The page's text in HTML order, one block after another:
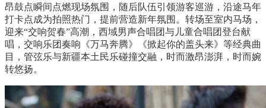
昂鼓点瞬间点燃现场氛围，随后队伍引领游客巡游，沿途马年
打卡点成为拍照热门，提前营造新年氛围。转场至室内马场，
迎来“交响贺春”高潮，西域男声合唱团与儿童合唱团登台献
唱，交响乐团奏响《万马奔腾》《掀起你的盖头来》等经典曲
目，管弦乐与新疆本土民乐碰撞交融，时而激昂澎湃，时而婉
转悠扬。